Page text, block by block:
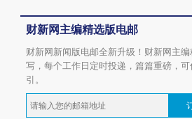
财新网主编精选版电邮
财新网新闻版电邮全新升级！财新网主编
写，每个工作日定时投递，篇篇重磅，可
引。